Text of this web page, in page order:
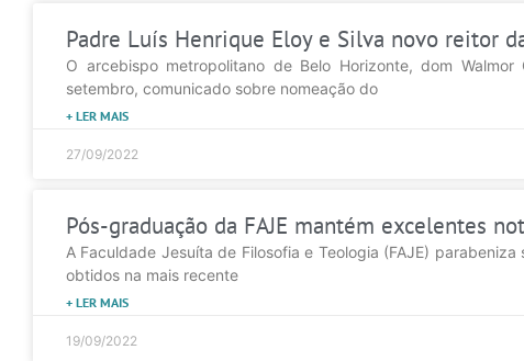
Padre Luís Henrique Eloy e Silva novo reitor
O arcebispo metropolitano de Belo Horizonte, dom
setembro, comunicado sobre nomeação do
+ LER MAIS
27/09/2022
Pós-graduação da FAJE mantém excelentes
A Faculdade Jesuíta de Filosofia e Teologia (FAJE)
obtidos na mais recente
+ LER MAIS
19/09/2022